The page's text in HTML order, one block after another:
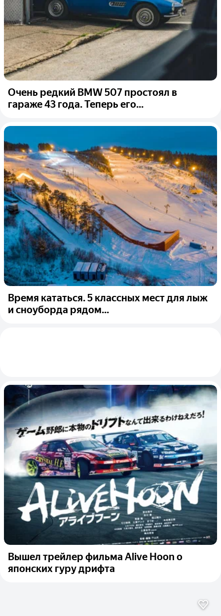
Очень редкий BMW 507 простоял в
гараже 43 года. Теперь его...
Время кататься. 5 классных мест для лыж
и сноуборда рядом...
Вышел трейлер фильма Alive Hoon о
японских гуру дрифта